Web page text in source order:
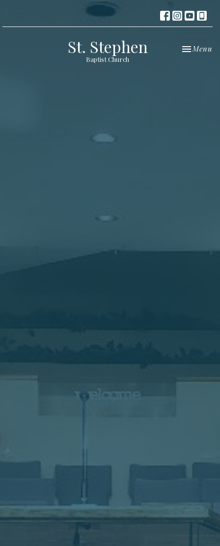
St. Stephen
Baptist Church
Toggle
Menu